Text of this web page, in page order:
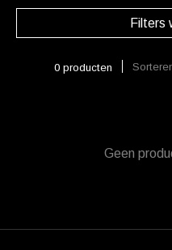
Filters
0 producten
Geen